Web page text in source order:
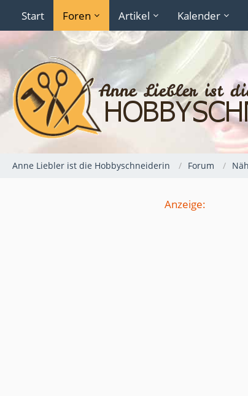
Start Foren Artikel Kalender
Anne Liebler ist die Hobbyschneiderin Forum
Anzeige: